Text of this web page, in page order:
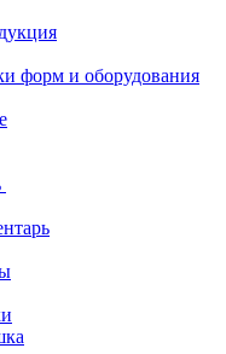
форм и оборудования